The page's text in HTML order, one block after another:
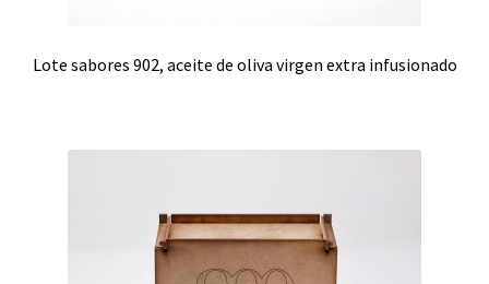
Lote sabores 902, aceite de oliva virgen extra infusionado